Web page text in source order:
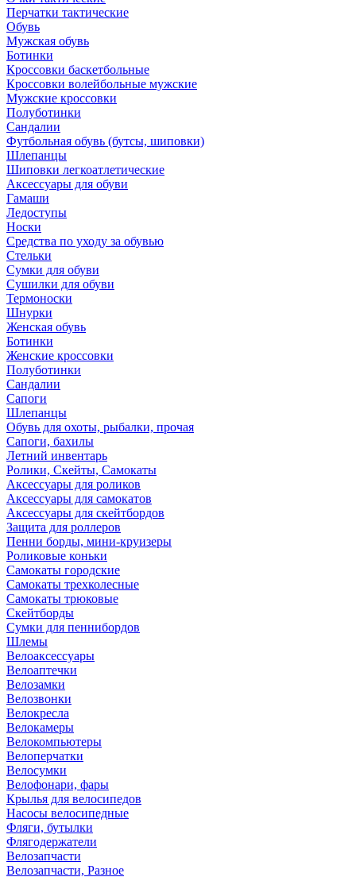
Перчатки тактические
Обувь
Мужская обувь
Ботинки
Кроссовки баскетбольные
Кроссовки волейбольные мужские
Мужские кроссовки
Полуботинки
Сандалии
Футбольная обувь (бутсы, шиповки)
Шлепанцы
Шиповки легкоатлетические
Аксессуары для обуви
Гамаши
Ледоступы
Носки
Средства по уходу за обувью
Стельки
Сумки для обуви
Сушилки для обуви
Термоноски
Шнурки
Женская обувь
Ботинки
Женские кроссовки
Полуботинки
Сандалии
Сапоги
Шлепанцы
Обувь для охоты, рыбалки, прочая
Сапоги, бахилы
Летний инвентарь
Ролики, Скейты, Самокаты
Аксессуары для роликов
Аксессуары для самокатов
Аксессуары для скейтбордов
Защита для роллеров
Пенни борды, мини-круизеры
Роликовые коньки
Самокаты городские
Самокаты трехколесные
Самокаты трюковые
Скейтборды
Сумки для пеннибордов
Шлемы
Велоаксессуары
Велоаптечки
Велозамки
Велозвонки
Велокресла
Велокамеры
Велокомпьютеры
Велоперчатки
Велосумки
Велофонари, фары
Крылья для велосипедов
Насосы велосипедные
Фляги, бутылки
Флягодержатели
Велозапчасти
Велозапчасти, Разное